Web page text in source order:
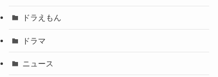
ドラえもん
ドラマ
ニュース